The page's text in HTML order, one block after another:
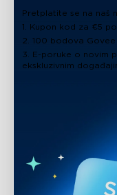
Pretplatite se na naš
1. Kupon kod za €5
2. 100 bodova
3. E-poruke o novim
ekskluzivnim